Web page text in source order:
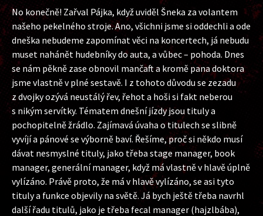
No konečně! Zařval Pájka, když uviděl Šneka za volantem
našeho pekelného stroje. Ano, všichni jsme si oddechli a ode
dneška nebudeme zapomínat věci na koncertech, já nebudu
muset nahánět hudebníky do auta, a vůbec – pohoda. Dnes
se nám pěkně zase obnovil mančaft a kromě pana doktora
jsme vlastně v plné sestavě. I z tohoto důvodu se zezadu
z dvojky ozývá neustálý řev, řehot a hoši si fakt neberou
s nikým servítky. Tématem dnešní jízdy jsou tituly a
pochopitelně žrádlo. Zajímavá úvaha o titulech se slibně
vyvíjí a pánové se výborně baví. Řešíme, proč si někdo musí
dávat nesmyslné tituly, jako třeba stage manager, book
manager, generální manager, když má vlastně v hlavě úplně
vylízáno. Právě proto, že má v hlavě vylízáno, se asi tyto
tituly a funkce objevily na světě. Já bych ještě třeba navrhl
další řadu titulů, jako je třeba fecal manager (hajzlbába),